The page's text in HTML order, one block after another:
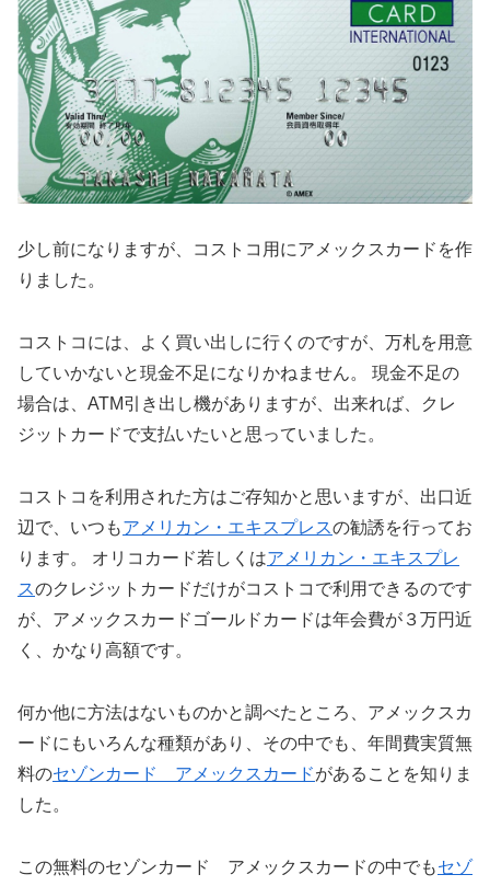
少し前になりますが、コストコ用にアメックスカードを作
りました。
コストコには、よく買い出しに行くのですが、万札を用意
していかないと現金不足になりかねません。 現金不足の
場合は、ATM引き出し機がありますが、出来れば、クレ
ジットカードで支払いたいと思っていました。
コストコを利用された方はご存知かと思いますが、出口近
辺で、いつもアメリカン・エキスプレスの勧誘を行ってお
ります。 オリコカード若しくはアメリカン・エキスプレ
スのクレジットカードだけがコストコで利用できるのです
が、アメックスカードゴールドカードは年会費が３万円近
く、かなり高額です。
何か他に方法はないものかと調べたところ、アメックスカ
ードにもいろんな種類があり、その中でも、年間費実質無
料のセゾンカード アメックスカードがあることを知りま
した。
この無料のセゾンカード アメックスカードの中でもセゾ